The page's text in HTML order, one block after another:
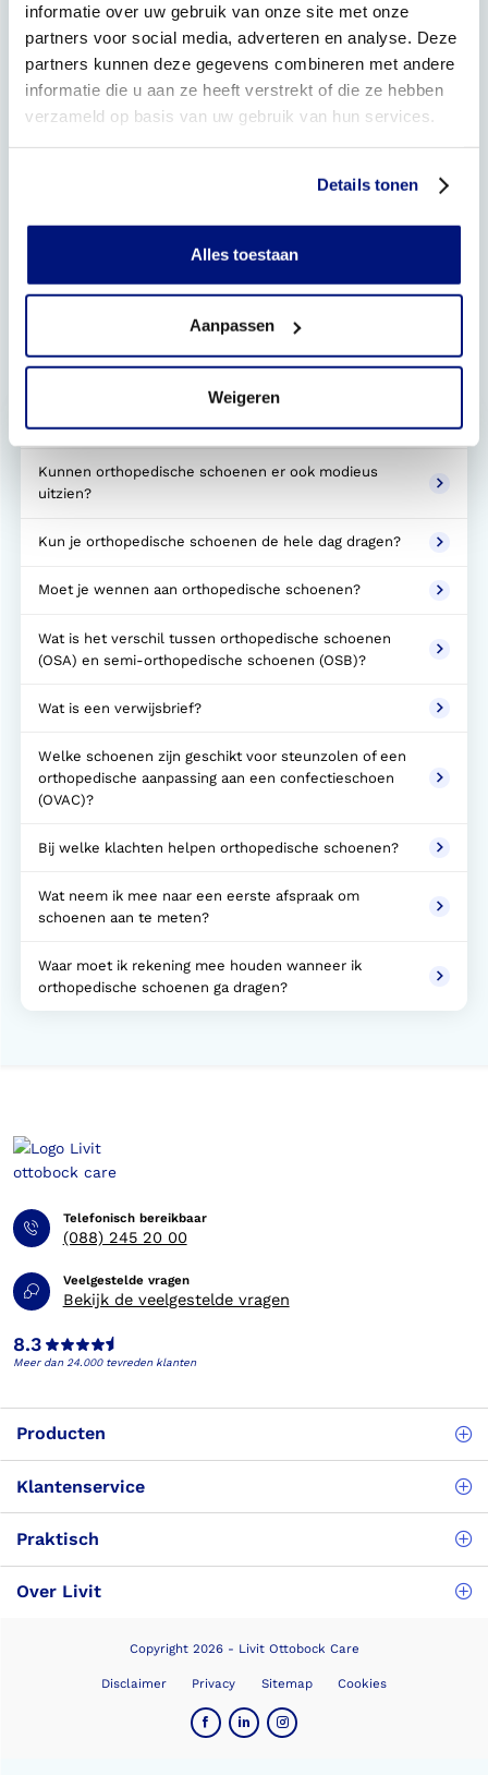
informatie over uw gebruik van onze site met onze
partners voor social media, adverteren en analyse. Deze
partners kunnen deze gegevens combineren met andere
informatie die u aan ze heeft verstrekt of die ze hebben
verzameld op basis van uw gebruik van hun services.
Details tonen
Alles toestaan
Aanpassen
Weigeren
Duur: ± 30 minuten
Uw nieuwe orthopedische schoenen zijn klaar om te
vertelt u hoe u uw schoenen het beste kunt inlopen en
onderhouden.
schoenen en dat deze u goed blijven ondersteunen. Wij
Heeft u tussentijds klachten of vragen? Neem dan direct
contact op met onze klantenservice.
Gerelateerde vragen
Heb je een verwijzing van een arts nodig?
Kunnen orthopedische schoenen er ook modieus
uitzien?
Kun je orthopedische schoenen de hele dag dragen?
Moet je wennen aan orthopedische schoenen?
Wat is het verschil tussen orthopedische schoenen
(OSA) en semi-orthopedische schoenen (OSB)?
Wat is een verwijsbrief?
Welke schoenen zijn geschikt voor steunzolen of een
orthopedische aanpassing aan een confectieschoen
(OVAC)?
Bij welke klachten helpen orthopedische schoenen?
Wat neem ik mee naar een eerste afspraak om
schoenen aan te meten?
Waar moet ik rekening mee houden wanneer ik
orthopedische schoenen ga dragen?
Telefonisch bereikbaar
(088) 245 20 00
Veelgestelde vragen
Bekijk de veelgestelde vragen
8.3
Meer dan 24.000 tevreden klanten
Producten
Klantenservice
Praktisch
Over Livit
Copyright 2026 - Livit Ottobock Care
Disclaimer Privacy Sitemap Cookies